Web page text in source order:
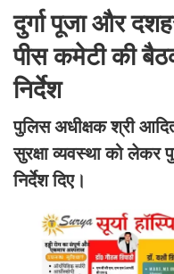
दुर्गा पूजा और
पीस कमेटी की
निर्देश
पुलिस अधीक्षक श्री
सुरक्षा व्यवस्था को लेकर
निर्देश दिए।